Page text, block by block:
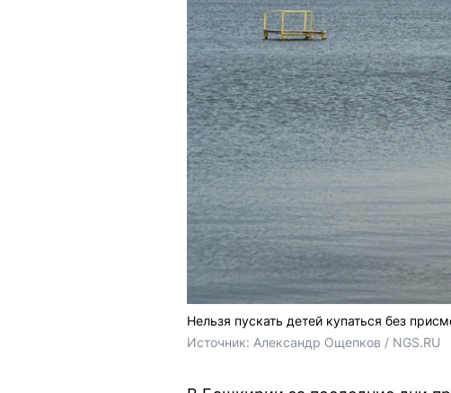
Нельзя пускать детей купаться без
Источник: Александр Ощепков / NGS.RU